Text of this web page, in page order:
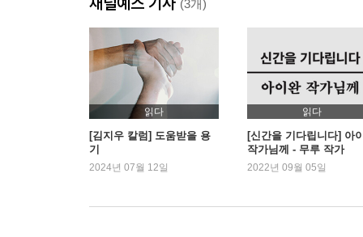
7장 권리를 발명하다
오줌권 _ 당신의 잘못은 아니다 _ 법 속으로 _ 당
8장 아름다울 기회의 평등
정치적으로 올바른 사랑_ _ 매력차별금지법 _
분배하기 _ 갖지 못하는 것들
9장 괴물이 될 필요는 없다
(3개)
읽다
[김지우 칼럼] 도움받을 용
기
2024년 07월 12일
읽다
[신간을 기다립니다] 아
작가님께 - 무루 작가
2022년 09월 05일